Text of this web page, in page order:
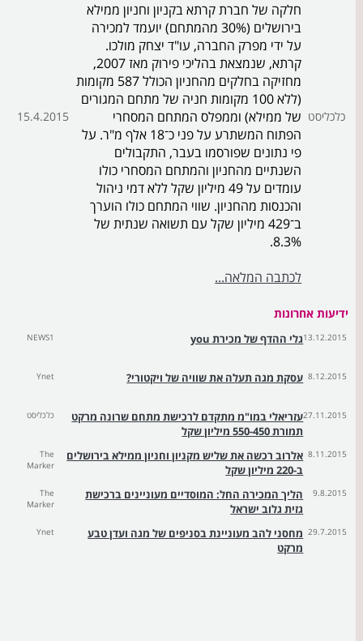
כלכליסט
חלקה של חברת קרתא בקניון וחניון ממילא
בירושלים (30% מהמתחם) יועמד למכירה
על ידי מפרק החברה, עו"ד יצחק מולכו.
קרתא, שנמצאת בהליכי פירוק מאז 2007,
מחזיקה בחלקים מהחניון הכולל 587 מקומות
(ללא 100 מקומות חניה של מתחם המגורים
של ממילא) וממפלס המתחם המסחרי
הפתוח המשתרע על פני כ־18 אלף מ"ר. על
פי נתונים שפורסמו בעבר, התקבולים
השנתיים מהחניון והמתחם המסחרי כולו
עומדים על 49 מיליון שקל ללא דמי ניהול
והכנסות מהחניון. שווי המתחם כולו הוערך
ב־429 מיליון שקל עם תשואה שנתית של
8.3%.
לכתבה המלאה...
15.4.2015
ידיעות אחרונות
13.12.2015גלי ההדף של מכירת you NEWS1
8.12.2015 עסקת מגה תעלה את שוויה של ויקטורי? Ynet
27.11.2015עזריאלי במו"מ מתקדם לרכישת מתחם שרונה מרקט
תמורת 550-450 מיליון שקל
כלכליסט
8.11.2015 אלרוב רכשה את שליש מקניון וחניון ממילא בירושלים
ב-220 מיליון שקל
The
Marker
9.8.2015
הליך המכירה החל: המוסדיים מעוניינים ברכישת
גזית גלוב ישראל
The
Marker
29.7.2015 מחסני להב מעוניינת בסניפים של מגה ועדן טבע
מרקט
Ynet